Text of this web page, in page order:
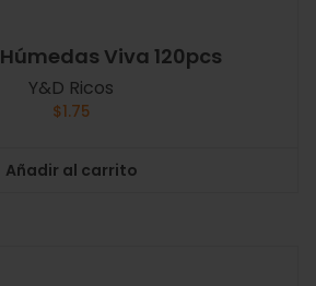
Viva 120pcs
Y&D Ricos
$1.75
Añadir al carrito